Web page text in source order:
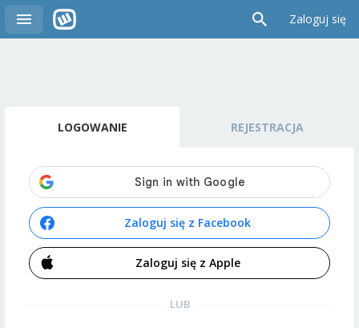
Zaloguj się
LOGOWANIE REJESTRACJA
Zaloguj się z Facebook
Zaloguj się z Apple
LUB